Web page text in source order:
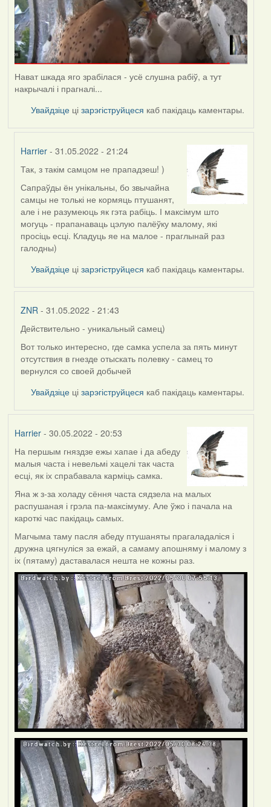
Нават шкада яго зрабілася - усё слушна рабіў, а тут
накрычалі і прагналі...
Увайдзіце цізарэгіструйцеся каб пакідаць каментары.
Harrier - 31.05.2022 - 21:24
In
reply
to
by
Lighty
Так, з такім самцом не прападзеш! )
Сапраўды ён унікальны, бо звычайна
самцы не толькі не кормяць птушанят,
але і не разумеюць як гэта рабіць. І максімум што
могуць - прапанаваць цэлую палёўку малому, які
просіць есці. Кладуць яе на малое - праглынай раз
галодны)
Увайдзіце цізарэгіструйцеся каб пакідаць каментары.
ZNR - 31.05.2022 - 21:43
In
reply
to
by
Действительно - уникальный самец)
Вот только интересно, где самка успела за пять минут
отсутствия в гнезде отыскать полевку - самец то
вернулся со своей добычей
Увайдзіце цізарэгіструйцеся каб пакідаць каментары.
Harrier- 30.05.2022 - 20:53
На першым гняздзе ежы хапае і да абеду
малыя часта і невельмі хацелі так часта
есці, як іх спрабавала карміць самка.
Яна ж з-за холаду сёння часта сядзела на малых
распушаная і грэла па-максімуму. Але ўжо і пачала на
кароткі час пакідаць самых.
Магчыма таму пасля абеду птушаняты прагаладаліся і
дружна цягнуліся за ежай, а самаму апошняму і малому з
іх (пятаму) даставалася нешта не кожны раз.